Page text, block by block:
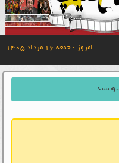
امروز : جمعه ۱۶ مرداد ۱۴۰۵